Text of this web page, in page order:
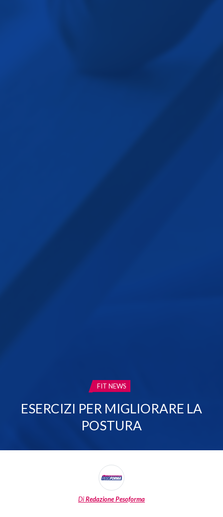
CATEGORIA:
FIT NEWS
ESERCIZI PER MIGLIORARE LA
POSTURA
DiRedazione Pesoforma